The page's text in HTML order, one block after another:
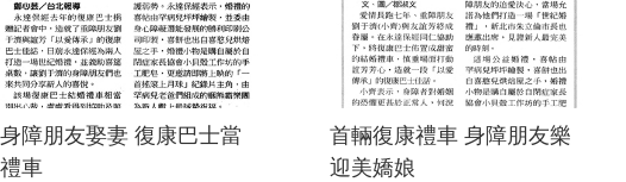
身障朋友娶妻 復康巴士當
禮車
首輛復康禮車 身障朋友樂
迎美嬌娘